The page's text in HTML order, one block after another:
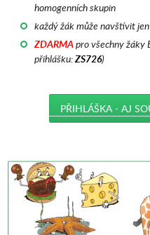
homogenních skupin
každý žák může navštívit
ZDARMApro všechny žáky
přihlášku:ZS726)
PŘIHLÁŠKA - AJ